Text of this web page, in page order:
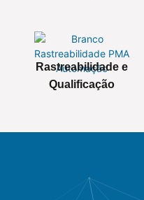
Rastreabilidade e
Qualificação